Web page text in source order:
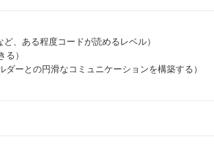
、ある程度コードが読めるレベル）
）
ーとの円滑なコミュニケーションを構築する）